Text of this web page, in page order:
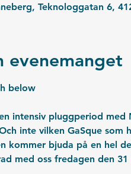
Teknologgatan 6,
evenemanget
below
intensiv pluggperiod med
inte vilken GaSque
kommer bjuda på en hel
med oss fredagen den